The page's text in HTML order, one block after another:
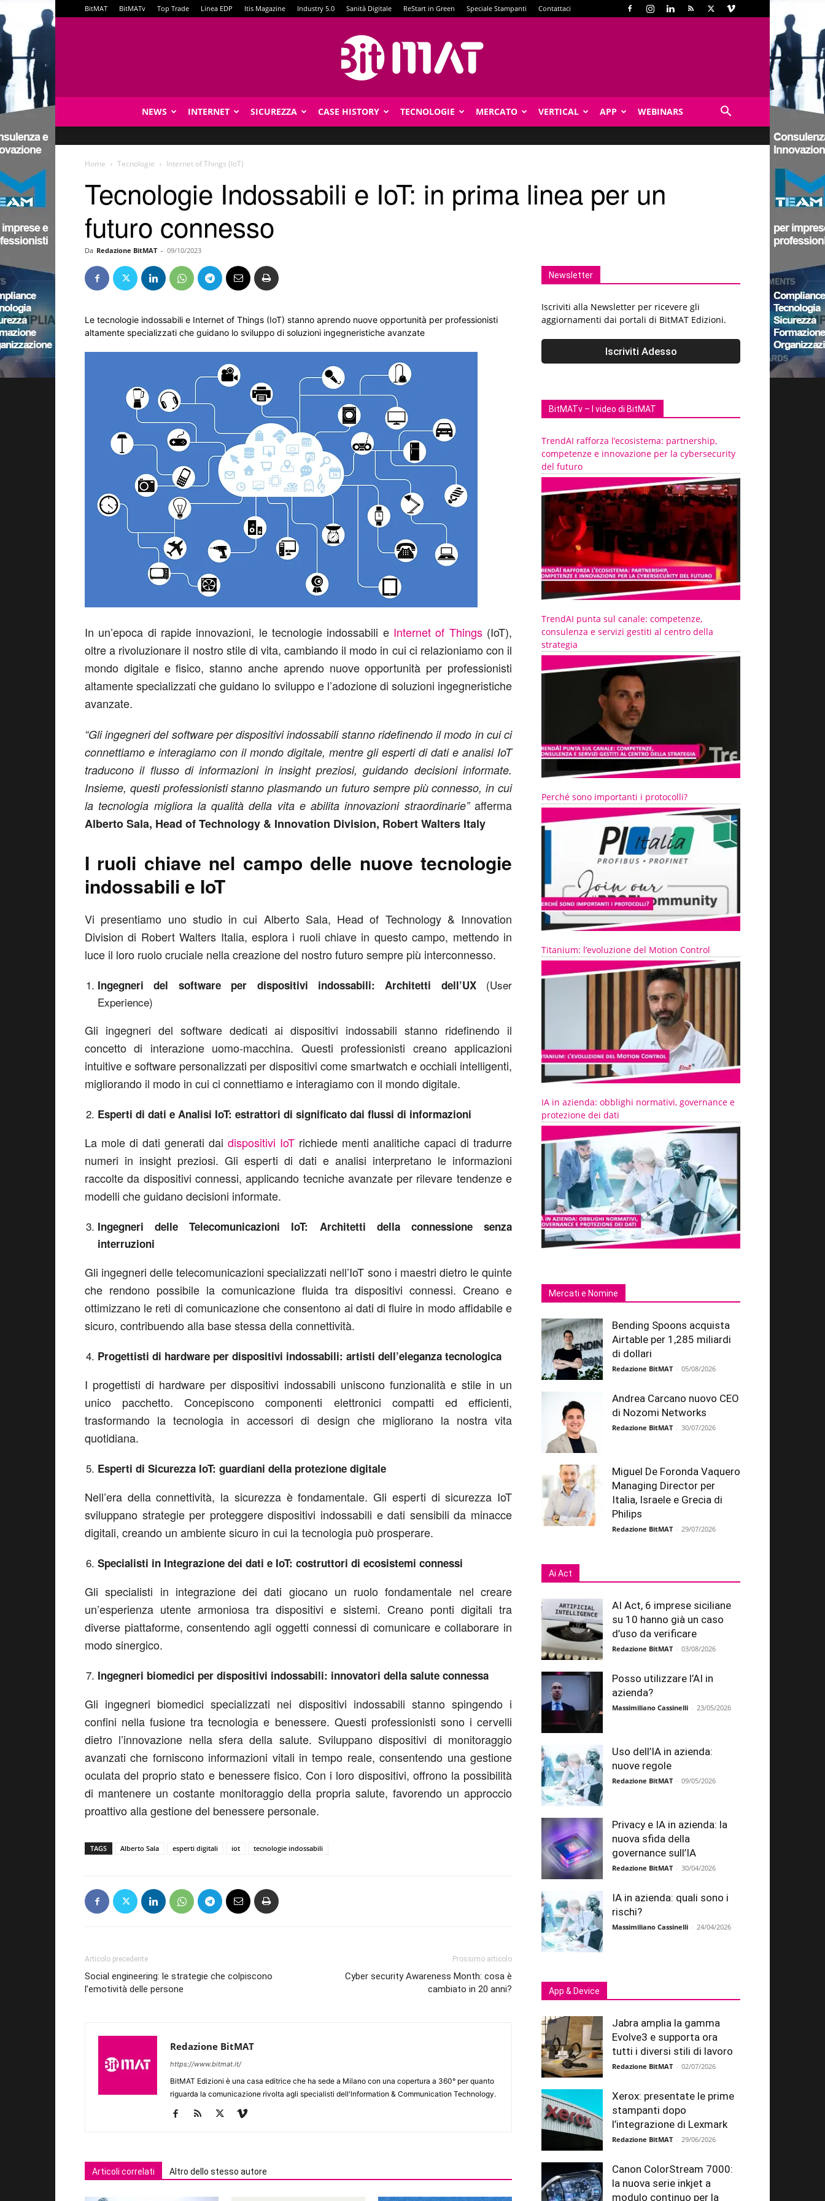
BitMAT BitMATv Top Trade Linea EDP Itis Magazine Industry 5.0 Sanità Digitale ReStart in Green Speciale Stampanti Contattaci
NEWS INTERNET SICUREZZA CASE HISTORY TECNOLOGIE MERCATO VERTICAL APP WEBINARS
Home Tecnologie Internet of Things (IoT)
Tecnologie Indossabili e IoT: in prima linea per un
futuro connesso
Da Redazione BitMAT - 09/10/2023
Le tecnologie indossabili e Internet of Things (IoT) stanno aprendo nuove opportunità per professionisti
altamente specializzati che guidano lo sviluppo di soluzioni ingegneristiche avanzate
In un’epoca di rapide innovazioni, le tecnologie indossabili e Internet of Things(IoT),
oltre a rivoluzionare il nostro stile di vita, cambiando il modo in cui ci relazioniamo con il
mondo digitale e fisico, stanno anche aprendo nuove opportunità per professionisti
altamente specializzati che guidano lo sviluppo e l’adozione di soluzioni ingegneristiche
avanzate.
“Gli ingegneri del software per dispositivi indossabili stanno ridefinendo il modo in cui ci
connettiamo e interagiamo con il mondo digitale, mentre gli esperti di dati e analisi IoT
traducono il flusso di informazioni in insight preziosi, guidando decisioni informate.
Insieme, questi professionisti stanno plasmando un futuro sempre più connesso, in cui
la tecnologia migliora la qualità della vita e abilita innovazioni straordinarie”afferma
Alberto Sala, Head of Technology & Innovation Division, Robert Walters Italy
I ruoli chiave nel campo delle nuove tecnologie
indossabili e IoT
Vi presentiamo uno studio in cui Alberto Sala, Head of Technology & Innovation
Division di Robert Walters Italia, esplora i ruoli chiave in questo campo, mettendo in
luce il loro ruolo cruciale nella creazione del nostro futuro sempre più interconnesso.
Ingegneri del software per dispositivi indossabili: Architetti dell’UX(User
Experience)
Gli ingegneri del software dedicati ai dispositivi indossabili stanno ridefinendo il
concetto di interazione uomo-macchina. Questi professionisti creano applicazioni
intuitive e software personalizzati per dispositivi come smartwatch e occhiali intelligenti,
migliorando il modo in cui ci connettiamo e interagiamo con il mondo digitale.
Esperti di dati e Analisi IoT: estrattori di significato dai flussi di informazioni
La mole di dati generati dai dispositivi IoT richiede menti analitiche capaci di tradurre
numeri in insight preziosi. Gli esperti di dati e analisi interpretano le informazioni
raccolte da dispositivi connessi, applicando tecniche avanzate per rilevare tendenze e
modelli che guidano decisioni informate.
Ingegneri delle Telecomunicazioni IoT: Architetti della connessione senza
interruzioni
Gli ingegneri delle telecomunicazioni specializzati nell’IoT sono i maestri dietro le quinte
che rendono possibile la comunicazione fluida tra dispositivi connessi. Creano e
ottimizzano le reti di comunicazione che consentono ai dati di fluire in modo affidabile e
sicuro, contribuendo alla base stessa della connettività.
Progettisti di hardware per dispositivi indossabili: artisti dell’eleganza tecnologica
I progettisti di hardware per dispositivi indossabili uniscono funzionalità e stile in un
unico pacchetto. Concepiscono componenti elettronici compatti ed efficienti,
trasformando la tecnologia in accessori di design che migliorano la nostra vita
quotidiana.
Esperti di Sicurezza IoT: guardiani della protezione digitale
Nell’era della connettività, la sicurezza è fondamentale. Gli esperti di sicurezza IoT
sviluppano strategie per proteggere dispositivi indossabili e dati sensibili da minacce
digitali, creando un ambiente sicuro in cui la tecnologia può prosperare.
Specialisti in Integrazione dei dati e IoT: costruttori di ecosistemi connessi
Gli specialisti in integrazione dei dati giocano un ruolo fondamentale nel creare
un’esperienza utente armoniosa tra dispositivi e sistemi. Creano ponti digitali tra
diverse piattaforme, consentendo agli oggetti connessi di comunicare e collaborare in
modo sinergico.
Ingegneri biomedici per dispositivi indossabili: innovatori della salute connessa
Gli ingegneri biomedici specializzati nei dispositivi indossabili stanno spingendo i
confini nella fusione tra tecnologia e benessere. Questi professionisti sono i cervelli
dietro l’innovazione nella sfera della salute. Sviluppano dispositivi di monitoraggio
avanzati che forniscono informazioni vitali in tempo reale, consentendo una gestione
oculata del proprio stato e benessere fisico. Con i loro dispositivi, offrono la possibilità
di mantenere un costante monitoraggio della propria salute, favorendo un approccio
proattivo alla gestione del benessere personale.
TAGS Alberto Sala esperti digitali iot tecnologie indossabili
Articolo precedente
Social engineering: le strategie che colpiscono
l’emotività delle persone
Prossimo articolo
Cyber security Awareness Month: cosa è
cambiato in 20 anni?
Redazione BitMAT
https://www.bitmat.it/
BitMAT Edizioni è una casa editrice che ha sede a Milano con una copertura a 360° per quanto
riguarda la comunicazione rivolta agli specialisti dell'lnformation & Communication Technology.
Articoli correlati Altro dello stesso autore
Newsletter
Iscriviti alla Newsletter per ricevere gli
aggiornamenti dai portali di BitMAT Edizioni.
BitMATv – I video di BitMAT
TrendAI rafforza l’ecosistema: partnership,
competenze e innovazione per la cybersecurity
del futuro
TrendAI punta sul canale: competenze,
consulenza e servizi gestiti al centro della
strategia
Perché sono importanti i protocolli?
Titanium: l’evoluzione del Motion Control
IA in azienda: obblighi normativi, governance e
protezione dei dati
Mercati e Nomine
Bending Spoons acquista
Airtable per 1,285 miliardi
di dollari
Redazione BitMAT - 05/08/2026
Andrea Carcano nuovo CEO
di Nozomi Networks
Redazione BitMAT - 30/07/2026
Miguel De Foronda Vaquero
Managing Director per
Italia, Israele e Grecia di
Philips
Redazione BitMAT - 29/07/2026
Ai Act
AI Act, 6 imprese siciliane
su 10 hanno già un caso
d’uso da verificare
Redazione BitMAT - 03/08/2026
Posso utilizzare l’AI in
azienda?
Massimiliano Cassinelli - 23/05/2026
Uso dell’IA in azienda:
nuove regole
Redazione BitMAT - 09/05/2026
Privacy e IA in azienda: la
nuova sfida della
governance sull’IA
Redazione BitMAT - 30/04/2026
IA in azienda: quali sono i
rischi?
Massimiliano Cassinelli - 24/04/2026
App & Device
Jabra amplia la gamma
Evolve3 e supporta ora
tutti i diversi stili di lavoro
Redazione BitMAT - 02/07/2026
Xerox: presentate le prime
stampanti dopo
l’integrazione di Lexmark
Redazione BitMAT - 29/06/2026
Canon ColorStream 7000:
la nuova serie inkjet a
modulo continuo per la